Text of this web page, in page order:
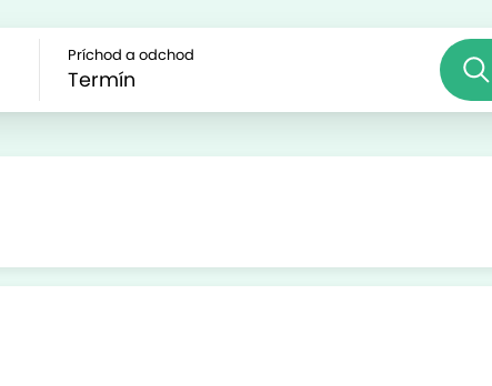
Príchod a odchod